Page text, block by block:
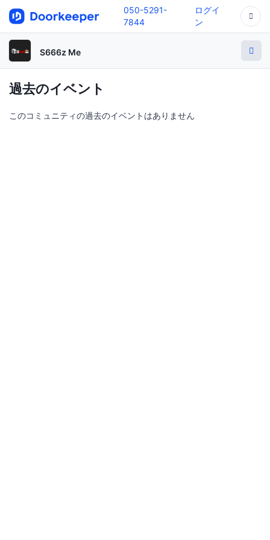
050-5291-
7844
ログイ
ン
S666z Me
過去のイベント
このコミュニティの過去のイベントはありません